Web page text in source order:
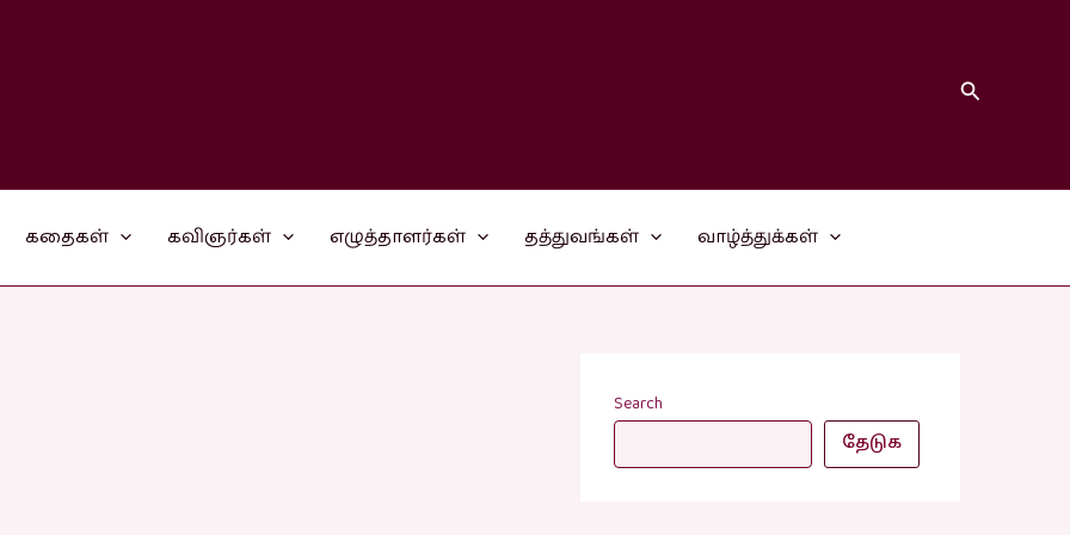
Search
கதைகள் கவிஞர்கள் எழுத்தாளர்கள் தத்துவங்கள் வாழ்த்துக்கள்
Search
தேடுக